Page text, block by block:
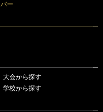
バー
大会から探す
学校から探す